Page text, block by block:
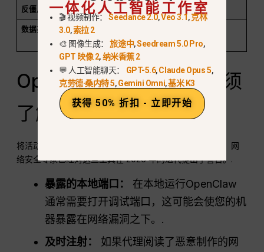
反僵尸规避 贫穷 卓越（类人）
数据提取
赖性
OpenClaw安全吗？您必须
了解的安全风险
将活动浏览器会话交给自主人工智能代理本身就存在风险。网
络安全专家已经对这些工具在 2026 年的迭代提出了警告。.
暴露的本地端口：
在本地运行OpenClaw
通常需要打开调试端口，这可能会使您的机
器暴露在网络漏洞之下。.
及时注射：
如果代理阅读了恶意制作的网
一体化人工智能工作室
🎬 视频制作：Seedance 2.0,Veo 3.1,克林
3.0,索拉 2
🎨 图像生成：旅途中,Seedream 5.0 Pro,
GPT 映像 2,纳米香蕉 2
💬 人工智能聊天： GPT-5.6,Claude Opus 5,
克劳德·桑内特 5,Gemini Omni,基米 K3
获得 50% 折扣 - 立即开始